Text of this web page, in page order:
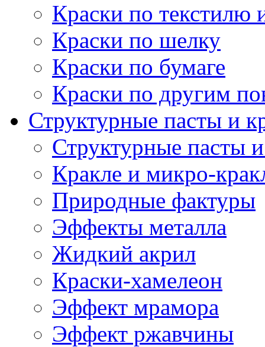
Краски по текстилю
Краски по шелку
Краски по бумаге
Краски по другим
Структурные пасты и
Структурные пасты
Кракле и микро-
Природные фактуры
Эффекты металла
Жидкий акрил
Краски-хамелеон
Эффект мрамора
Эффект ржавчины